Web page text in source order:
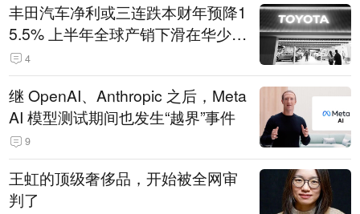
丰田汽车净利或三连跌本财年预降1
5.5% 上半年全球产销下滑在华少卖
14.3万辆
4
继 OpenAI、Anthropic 之后，Meta
AI 模型测试期间也发生“越界”事件
9
王虹的顶级奢侈品，开始被全网审
判了